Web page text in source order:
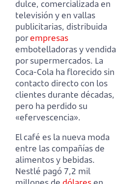
dulce, comercializada en
televisión y en vallas
publicitarias, distribuida
porempresas
embotelladoras y vendida
por supermercados. La
Coca-Cola ha florecido sin
contacto directo con los
clientes durante décadas,
pero ha perdido su
«efervescencia».
El café es la nueva moda
entre las compañías de
alimentos y bebidas.
Nestlé pagó 7,2 mil